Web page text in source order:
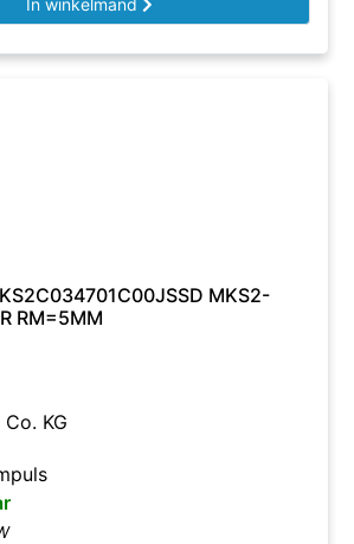
In winkelmand
MKS2-
RM=5MM
KG